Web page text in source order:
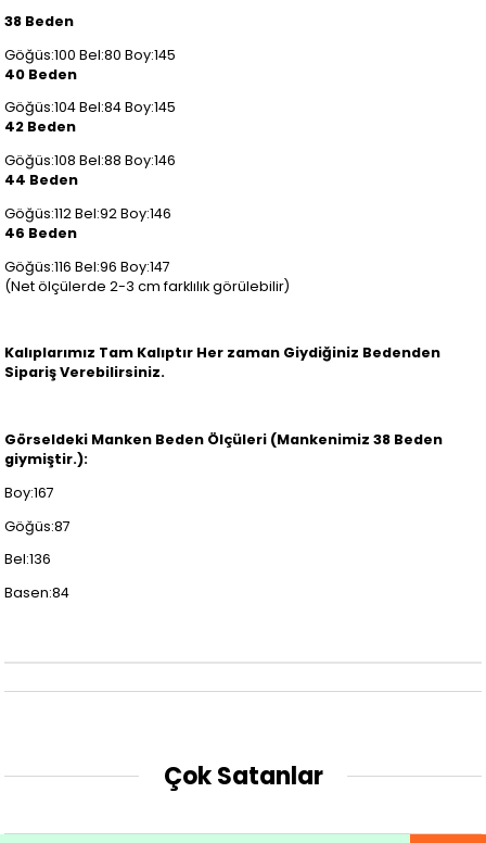
38 Beden
Göğüs:100 Bel:80 Boy:145
40 Beden
Göğüs:104 Bel:84 Boy:145
42 Beden
Göğüs:108 Bel:88 Boy:146
44 Beden
Göğüs:112 Bel:92 Boy:146
46 Beden
Göğüs:116 Bel:96 Boy:147
(Net ölçülerde 2-3 cm farklılık görülebilir)
Kalıplarımız Tam Kalıptır Her zaman Giydiğiniz Bedenden
Sipariş Verebilirsiniz.
Görseldeki Manken Beden Ölçüleri (Mankenimiz 38 Beden
giymiştir.):
Boy:167
Göğüs:87
Bel:136
Basen:84
Çok Satanlar